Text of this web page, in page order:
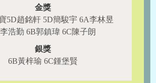
金獎
5D趙銘軒 5D簡駿宇 6A李林昱
浩勤 6B郭鎮瑋 6C陳子朗
銀獎
6B黃梓瑜 6C鍾堡賢